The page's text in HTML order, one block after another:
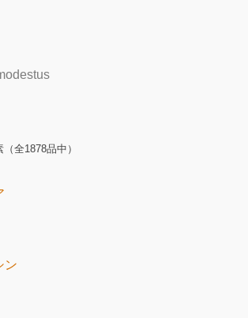
全1878品中）
ン